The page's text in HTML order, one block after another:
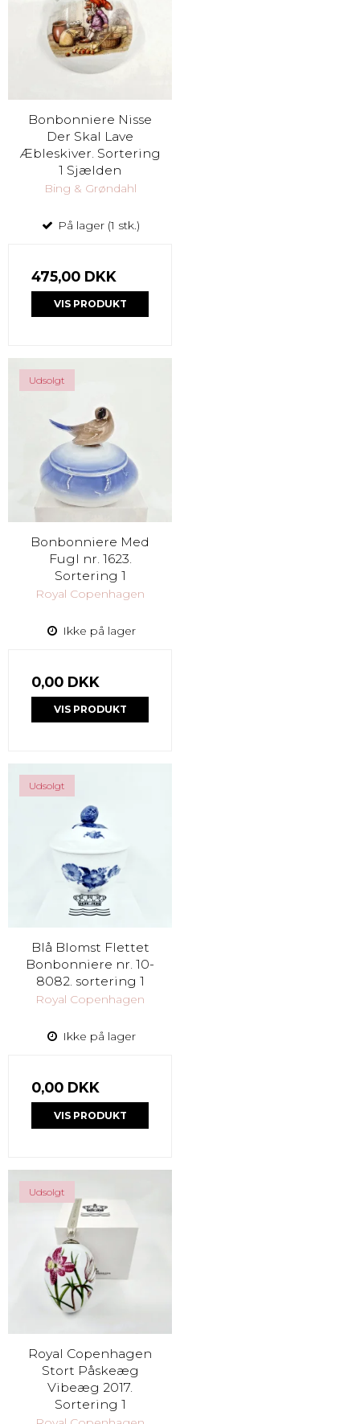
Bonbonniere Nisse
Der Skal Lave
Æbleskiver. Sortering
1 Sjælden
Bing & Grøndahl
På lager (1 stk.)
475,00 DKK
VIS PRODUKT
Udsolgt
Bonbonniere Med
Fugl nr. 1623.
Sortering 1
Royal Copenhagen
Ikke på lager
0,00 DKK
VIS PRODUKT
Udsolgt
Blå Blomst Flettet
Bonbonniere nr. 10-
8082. sortering 1
Royal Copenhagen
Ikke på lager
0,00 DKK
VIS PRODUKT
Udsolgt
Royal Copenhagen
Stort Påskeæg
Vibeæg 2017.
Sortering 1